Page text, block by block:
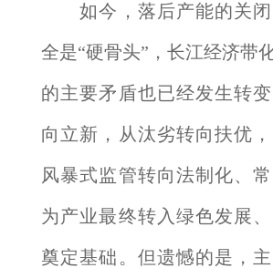
如今，落后产能的关闭
全是“硬骨头”，长江经济带
的主要矛盾也已经发生转
向立新，从汰劣转向扶优，
风暴式监管转向法制化、常
为产业最终转入绿色发展
奠定基础。但遗憾的是，